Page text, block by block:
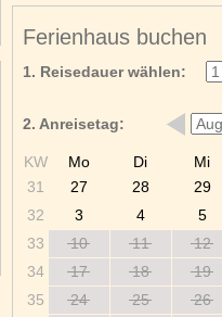
Ferienhaus buchen
1. Reisedauer wählen:
2. Anreisetag:
KW Mo Di Mi
31
27 28 29
32
3 4 5
33
10 11 12
34
17 18 19
35
24 25 26